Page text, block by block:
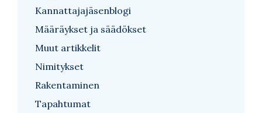
Kannattajajäsenblogi
Määräykset ja säädökset
Muut artikkelit
Nimitykset
Rakentaminen
Tapahtumat